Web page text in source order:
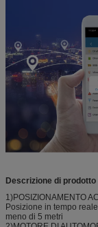
Descrizione di prodotto
1)POSIZIONAMENTO
Posizione in tempo
meno di 5 metri